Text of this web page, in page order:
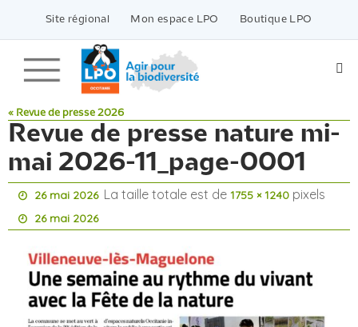
contenu
Site régional Mon espace LPO Boutique LPO
« Revue de presse 2026
Revue de presse nature mi-
mai 2026-11_page-0001
26 mai 2026 La taille totale est de1755 × 1240 pixels
26 mai 2026